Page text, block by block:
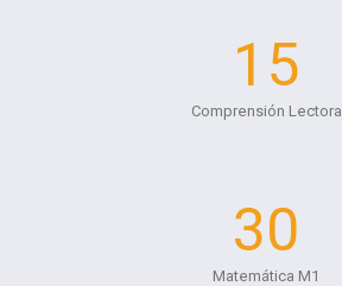
15
Comprensión Lectora
30
Matemática M1